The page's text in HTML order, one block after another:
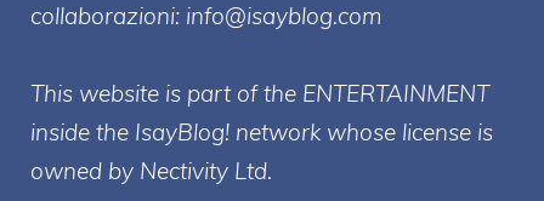
collaborazioni: info@isayblog.com
This website is part of the ENTERTAINMENT
inside the IsayBlog! network whose license is
owned by Nectivity Ltd.